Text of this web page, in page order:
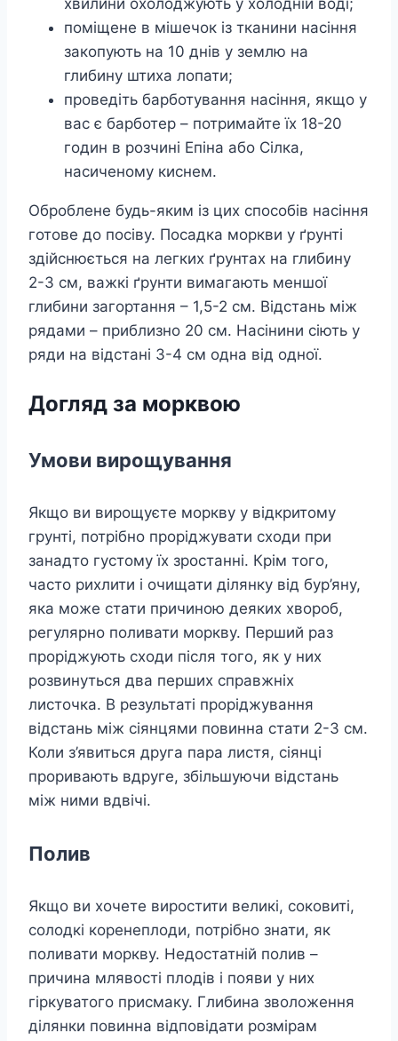
поміщене в мішечок із тканини насіння
закопують на 10 днів у землю на
глибину штиха лопати;
проведіть барботування насіння, якщо у
вас є барботер – потримайте їх 18-20
годин в розчині Епіна або Сілка,
насиченому киснем.
Оброблене будь-яким із цих способів насіння
готове до посіву. Посадка моркви у ґрунті
здійснюється на легких ґрунтах на глибину
2-3 см, важкі ґрунти вимагають меншої
глибини загортання – 1,5-2 см. Відстань між
рядами – приблизно 20 см. Насінини сіють у
ряди на відстані 3-4 см одна від одної.
Догляд за морквою
Умови вирощування
Якщо ви вирощуєте моркву у відкритому
грунті, потрібно проріджувати сходи при
занадто густому їх зростанні. Крім того,
часто рихлити і очищати ділянку від бур’яну,
яка може стати причиною деяких хвороб,
регулярно поливати моркву. Перший раз
проріджують сходи після того, як у них
розвинуться два перших справжніх
листочка. В результаті проріджування
відстань між сіянцями повинна стати 2-3 см.
Коли з’явиться друга пара листя, сіянці
проривають вдруге, збільшуючи відстань
між ними вдвічі.
Полив
Якщо ви хочете виростити великі, соковиті,
солодкі коренеплоди, потрібно знати, як
поливати моркву. Недостатній полив –
причина млявості плодів і появи у них
гіркуватого присмаку. Глибина зволоження
ділянки повинна відповідати розмірам